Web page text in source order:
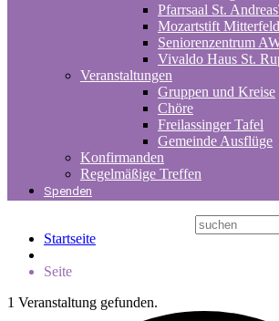
Pfarrsaal St.
Mozartstift
Seniorenzentrum
Vivaldo Haus St.
Veranstaltungen
Gruppen und Kreise
Chöre
Freilassinger Tafel
Gemeinde Ausflüge
Konfirmanden
Regelmäßige Treffen
Spenden
Startseite
Seite
1 Veranstaltung gefunden.